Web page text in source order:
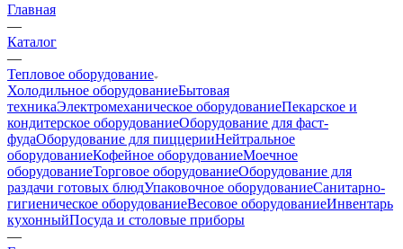
Главная
—
Каталог
—
Тепловое оборудование
Холодильное оборудованиеБытовая
техникаЭлектромеханическое оборудованиеПекарское и
кондитерское оборудованиеОборудование для фаст-
фудаОборудование для пиццерииНейтральное
оборудованиеКофейное оборудованиеМоечное
оборудованиеТорговое оборудованиеОборудование для
раздачи готовых блюдУпаковочное оборудованиеСанитарно-
гигиеническое оборудованиеВесовое оборудованиеИнвентарь
кухонныйПосуда и столовые приборы
—